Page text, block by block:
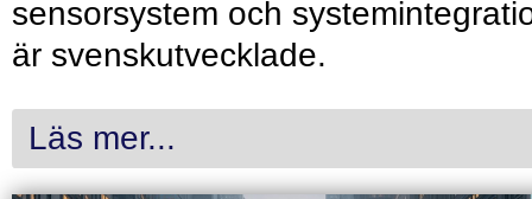
sensorsystem och
är svenskutvecklade.
Läs mer...